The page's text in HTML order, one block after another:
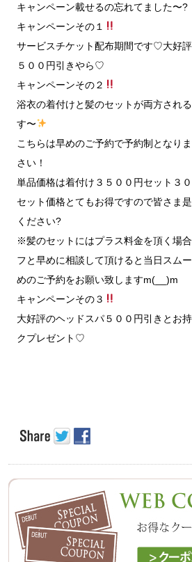
キャンペーン載せるの忘れてました〜?
キャンペーンその１
サービスチケット配布期間です♡大好
５００円引きやら♡
キャンペーンその２
浴衣の着付けと髪のセットが両方され
す〜
こちらは早めのご予約で予約制となり
さい！
単品価格は着付け３５００円セット３
セット価格とてもお得ですので皆さま
ください?
※髪のセットにはプラス料金を頂く場
フと早めに相談して頂けると当日スム
めのご予約をお願い致しますm(__)m
キャンペーンその３
大好評のヘッドスパ５００円引きとお
クプレゼント♡